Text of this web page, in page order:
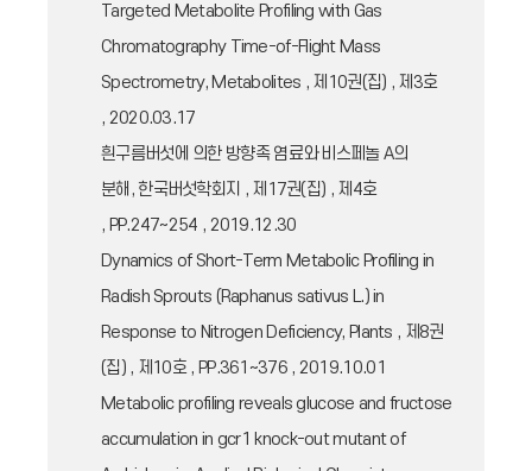
Targeted Metabolite Profiling with Gas
Chromatography Time-of-Flight Mass
Spectrometry, Metabolites , 제10권(집) , 제3호
, 2020.03.17
흰구름버섯에 의한 방향족 염료와 비스페놀 A의
분해, 한국버섯학회지 , 제17권(집) , 제4호
, PP.247~254 , 2019.12.30
Dynamics of Short-Term Metabolic Profiling in
Radish Sprouts (Raphanus sativus L.) in
Response to Nitrogen Deficiency, Plants , 제8권
(집) , 제10호 , PP.361~376 , 2019.10.01
Metabolic profiling reveals glucose and fructose
accumulation in gcr1 knock-out mutant of